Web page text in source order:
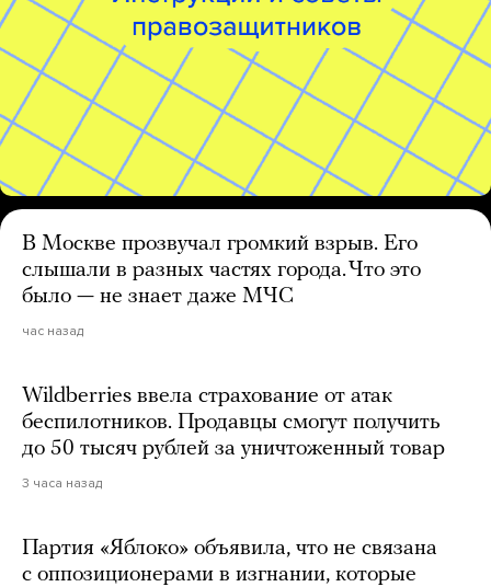
В Москве прозвучал громкий взрыв. Его
слышали в разных частях города. Что это
было — не знает даже МЧС
час назад
Wildberries ввела страхование от атак
беспилотников. Продавцы смогут получить
до 50 тысяч рублей за уничтоженный товар
3 часа назад
Партия «Яблоко» объявила, что не связана
с оппозиционерами в изгнании, которые